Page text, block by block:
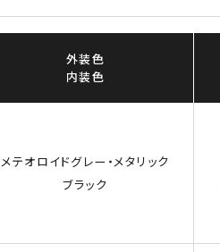
外装色
内装色
メテオロイドグレー・メタリック
ブラック